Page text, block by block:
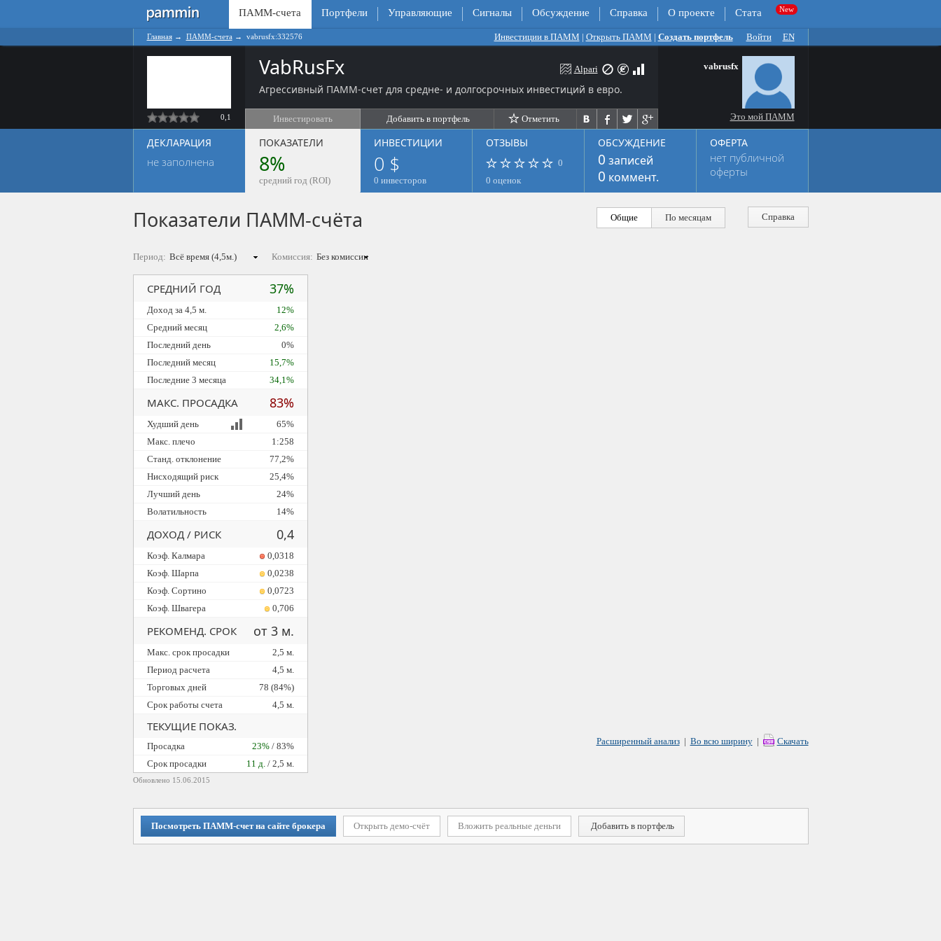
ПАММ-счета Портфели Управляющие Сигналы Обсуждение Справка О проекте Стата
Главная→ ПАММ-счета → vabrusfx:332576 Инвестиции в ПАММ | Открыть ПАММ | Создать портфель Войти EN
0,1
VabRusFx
Агрессивный ПАММ-счет для средне- и долгосрочных инвестиций в евро.
Alpari
Инвестировать Добавить в портфель Отметить
vabrusfx
Это мой ПАММ
ДЕКЛАРАЦИЯ
не заполнена
ПОКАЗАТЕЛИ
8%
средний год (ROI)
ИНВЕСТИЦИИ
0 $
0 инвесторов
ОТЗЫВЫ
0
0 оценок
ОБСУЖДЕНИЕ
0 записей
0 коммент.
ОФЕРТА
нет публичной
оферты
Справка
Показатели ПАММ-счёта Общие По месяцам
Период: Комиссия:
Обновлено 15.06.2015
СРЕДНИЙ ГОД 37%
Доход за 4,5 м.
12%
Средний месяц
2,6%
Последний день
0%
Последний месяц
15,7%
Последние 3 месяца
34,1%
МАКС. ПРОСАДКА 83%
Худший день
65%
Макс. плечо
1:258
Станд. отклонение
77,2%
Нисходящий риск
25,4%
Лучший день
24%
Волатильность
14%
ДОХОД / РИСК 0,4
Коэф. Калмара
0,0318
Коэф. Шарпа
0,0238
Коэф. Сортино
0,0723
Коэф. Швагера
0,706
РЕКОМЕНД. СРОК от 3 м.
Макс. срок просадки
2,5 м.
Период расчета
4,5 м.
Торговых дней
78 (84%)
Срок работы счета
4,5 м.
ТЕКУЩИЕ ПОКАЗ.
Просадка 23%/ 83%
Cрок просадки
11 д./ 2,5 м.
Расширенный анализ| Во всю ширину| Скачать
Посмотреть ПАММ-счет на сайте брокера Открыть демо-счёт Вложить реальные деньги Добавить в портфель